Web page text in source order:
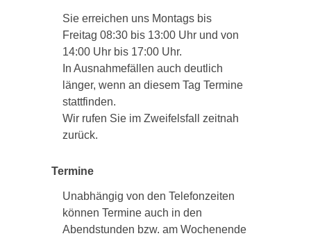
Sie erreichen uns Montags bis
Freitag 08:30 bis 13:00 Uhr und von
14:00 Uhr bis 17:00 Uhr.
In Ausnahmefällen auch deutlich
länger, wenn an diesem Tag Termine
stattfinden.
Wir rufen Sie im Zweifelsfall zeitnah
zurück.
Termine
Unabhängig von den Telefonzeiten
können Termine auch in den
Abendstunden bzw. am Wochenende